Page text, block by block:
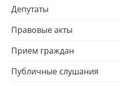
Депутаты
Правовые акты
Прием граждан
Публичные слушания